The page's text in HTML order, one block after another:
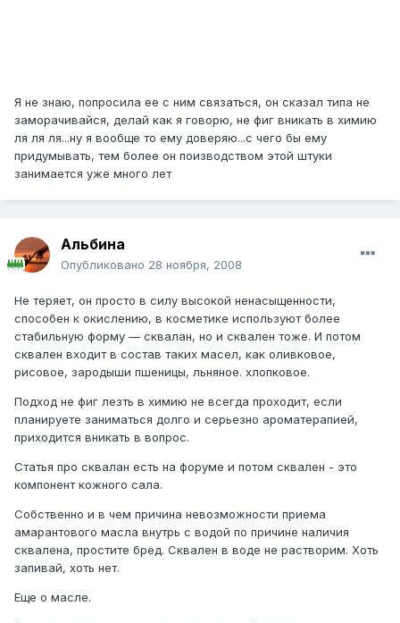
Я не знаю, попросила ее с ним связаться, он сказал типа не
заморачивайся, делай как я говорю, не фиг вникать в химию
ля ля ля...ну я вообще то ему доверяю...с чего бы ему
придумывать, тем более он поизводством этой штуки
занимается уже много лет
Альбина
Опубликовано 28 ноября, 2008
Не теряет, он просто в силу высо­кой ненасыщенности,
способен к окислению, в косметике используют более
стабильную форму — сквалан, но и сквален тоже. И потом
сквален входит в состав таких масел, как оливковое,
рисовое, зародыши пшеницы, льняное. хлопковое.
Подход не фиг лезть в химию не всегда проходит, если
планируете заниматься долго и серьезно ароматерапией,
приходится вникать в вопрос.
Статья про сквалан есть на форуме и потом сквален - это
компонент кожного сала.
Собственно и в чем причина невозможности приема
амарантового масла внутрь с водой по причине наличия
сквалена, простите бред. Сквален в воде не растворим. Хоть
запивай, хоть нет.
Еще о масле.